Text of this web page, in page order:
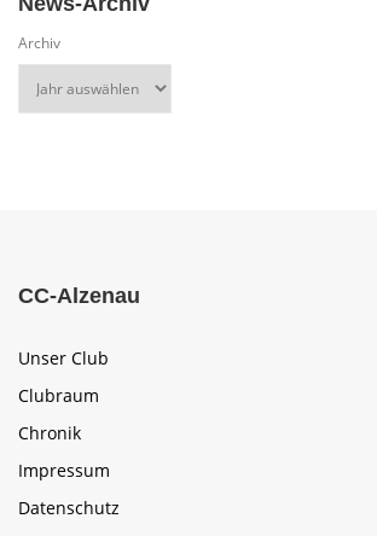
Archiv
CC-Alzenau
Unser Club
Clubraum
Chronik
Impressum
Datenschutz